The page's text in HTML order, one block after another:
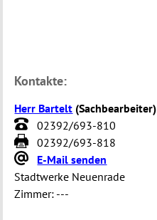
Kontakte:
Herr Bartelt (Sachbearbeiter)
02392/693-810
02392/693-818
E-Mail senden
Stadtwerke Neuenrade
Zimmer: ---